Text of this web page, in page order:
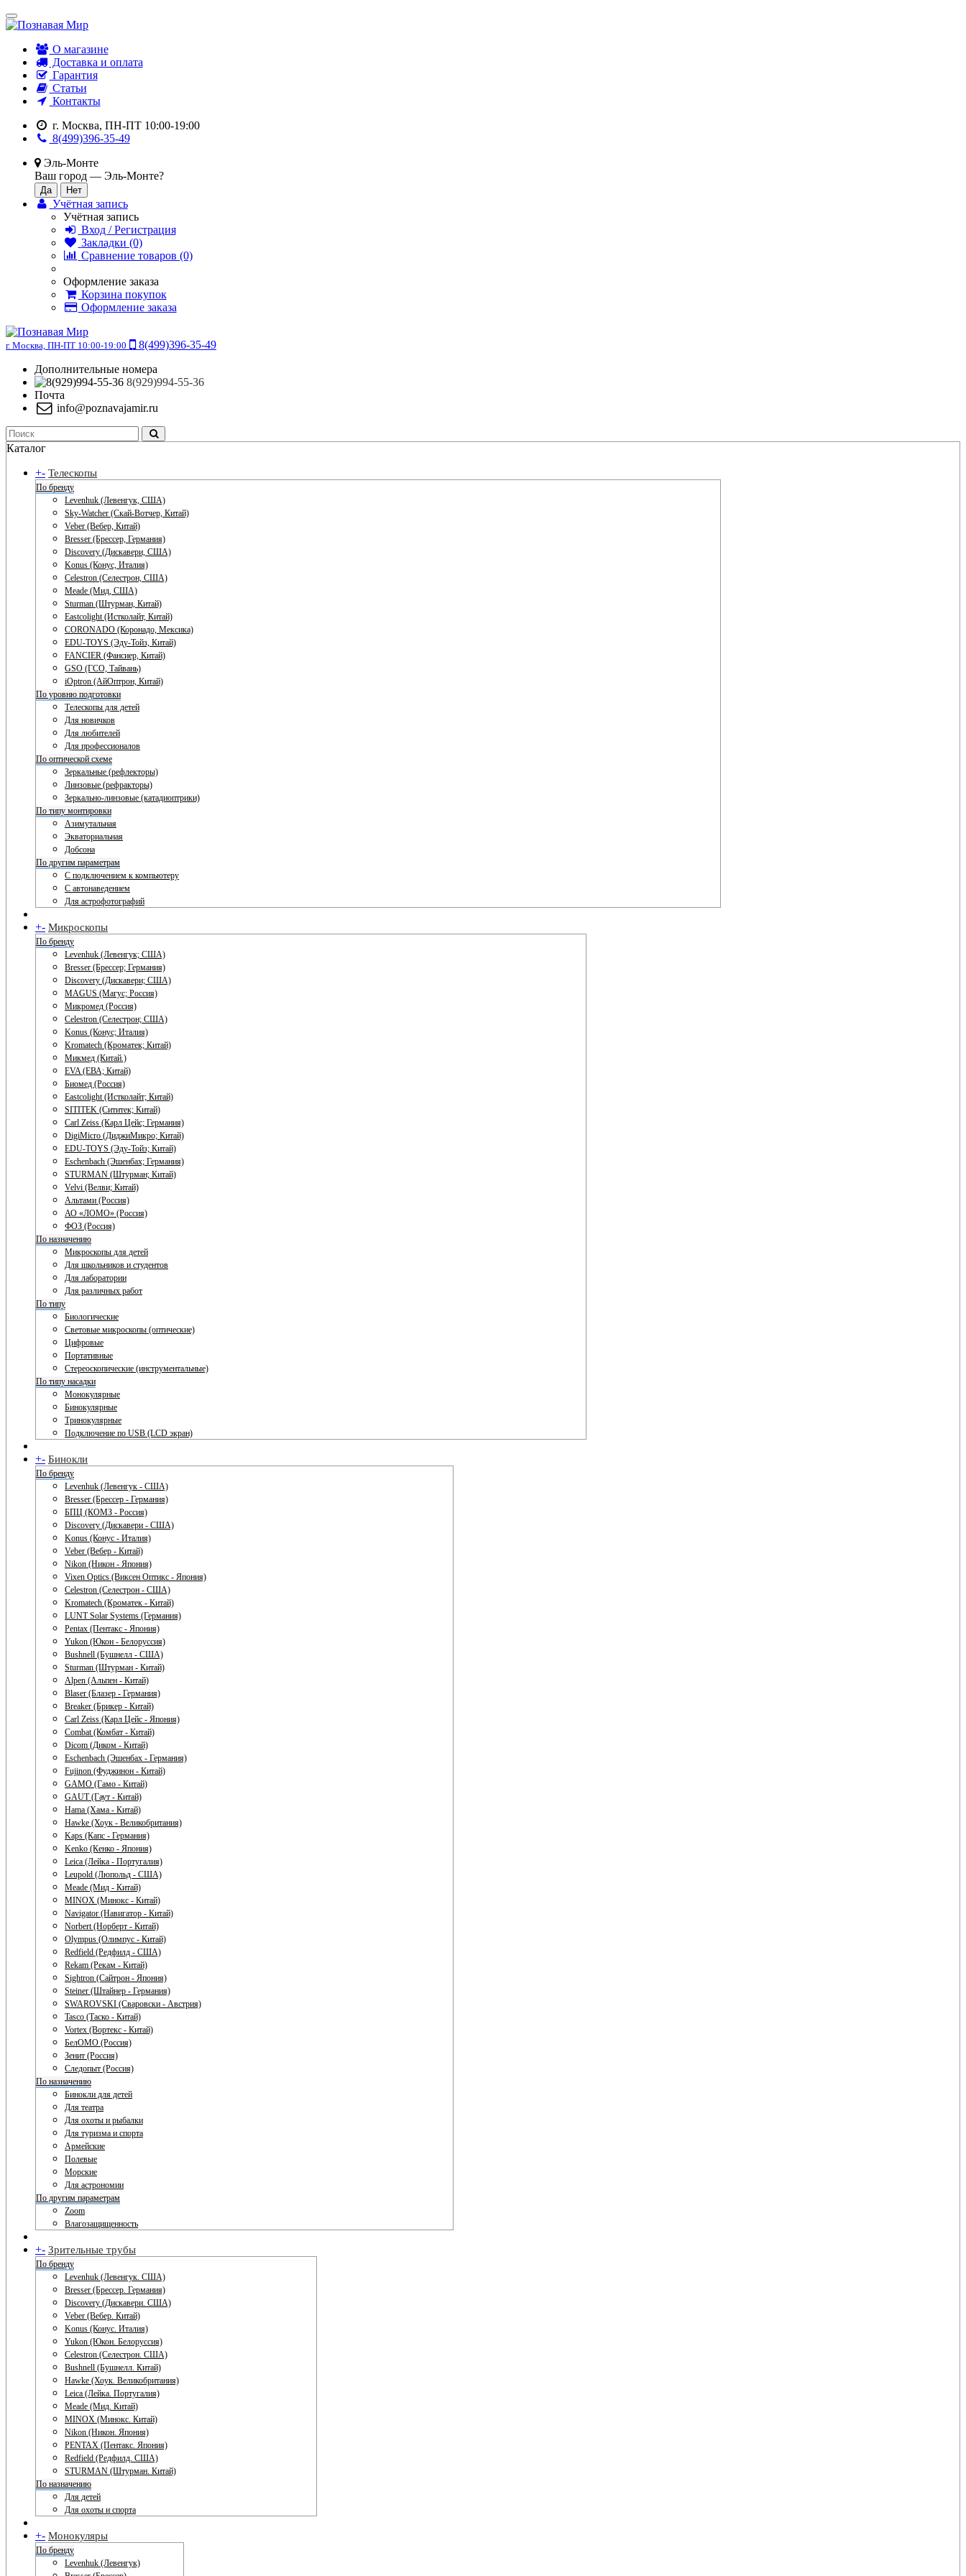
О магазине
Доставка и оплата
Гарантия
Статьи
Контакты
г. Москва, ПН-ПТ 10:00-19:00
8(499)396-35-49
Эль-Монте
Ваш город — Эль-Монте?
Учётная запись
Учётная запись
Вход / Регистрация
Закладки (0)
Сравнение товаров (0)
Оформление заказа
Корзина покупок
Оформление заказа
г. Москва, ПН-ПТ 10:00-19:00
8(499)396-35-49
Дополнительные номера
8(929)994-55-36
Почта
info@poznavajamir.ru
Каталог
+- Телескопы
По бренду
Levenhuk (Левенгук, США)
Sky-Watcher (Скай-Вотчер, Китай)
Veber (Вебер, Китай)
Bresser (Брессер, Германия)
Discovery (Дискавери, США)
Konus (Конус, Италия)
Celestron (Селестрон, США)
Meade (Мид, США)
Sturman (Штурман, Китай)
Eastcolight (Истколайт, Китай)
CORONADO (Коронадо, Мексика)
EDU-TOYS (Эду-Тойз, Китай)
FANCIER (Фансиер, Китай)
GSO (ГСО, Тайвань)
iOptron (АйОптрон, Китай)
По уровню подготовки
Телескопы для детей
Для новичков
Для любителей
Для профессионалов
По оптической схеме
Зеркальные (рефлекторы)
Линзовые (рефракторы)
Зеркально-линзовые (катадиоптрики)
По типу монтировки
Азимутальная
Экваториальная
Добсона
По другим параметрам
С подключением к компьютеру
С автонаведением
Для астрофотографий
+- Микроскопы
По бренду
Levenhuk (Левенгук; США)
Bresser (Брессер; Германия)
Discovery (Дискавери; США)
MAGUS (Магус; Россия)
Микромед (Россия)
Celestron (Селестрон; США)
Konus (Конус; Италия)
Kromatech (Кроматек; Китай)
Микмед (Китай.)
EVA (ЕВА; Китай)
Биомед (Россия)
Eastcolight (Истколайт; Китай)
SITITEK (Сититек; Китай)
Carl Zeiss (Карл Цейс; Германия)
DigiMicro (ДиджиМикро; Китай)
EDU-TOYS (Эду-Тойз; Китай)
Eschenbach (Эшенбах; Германия)
STURMAN (Штурман; Китай)
Velvi (Велви; Китай)
Альтами (Россия)
АО «ЛОМО» (Россия)
ФОЗ (Россия)
По назначению
Микроскопы для детей
Для школьников и студентов
Для лаборатории
Для различных работ
По типу
Биологические
Световые микроскопы (оптические)
Цифровые
Портативные
Стереоскопические (инструментальные)
По типу насадки
Монокулярные
Бинокулярные
Тринокулярные
Подключение по USB (LCD экран)
+- Бинокли
По бренду
Levenhuk (Левенгук - США)
Bresser (Брессер - Германия)
БПЦ (КОМЗ - Россия)
Discovery (Дискавери - США)
Konus (Конус - Италия)
Veber (Вебер - Китай)
Nikon (Никон - Япония)
Vixen Optics (Виксен Оптикс - Япония)
Celestron (Селестрон - США)
Kromatech (Кроматек - Китай)
LUNT Solar Systems (Германия)
Pentax (Пентакс - Япония)
Yukon (Юкон - Белоруссия)
Bushnell (Бушнелл - США)
Sturman (Штурман - Китай)
Alpen (Альпен - Китай)
Blaser (Блазер - Германия)
Breaker (Брикер - Китай)
Carl Zeiss (Карл Цейс - Япония)
Combat (Комбат - Китай)
Dicom (Диком - Китай)
Eschenbach (Эшенбах - Германия)
Fujinon (Фуджинон - Китай)
GAMO (Гамо - Китай)
GAUT (Гаут - Китай)
Hama (Хама - Китай)
Hawke (Хоук - Великобритания)
Kaps (Капс - Германия)
Kenko (Кенко - Япония)
Leica (Лейка - Португалия)
Leupold (Люпольд - США)
Meade (Мид - Китай)
MINOX (Минокс - Китай)
Navigator (Навигатор - Китай)
Norbert (Норберт - Китай)
Olympus (Олимпус - Китай)
Redfield (Редфилд - США)
Rekam (Рекам - Китай)
Sightron (Сайтрон - Япония)
Steiner (Штайнер - Германия)
SWAROVSKI (Сваровски - Австрия)
Tasco (Таско - Китай)
Vortex (Вортекс - Китай)
БелОМО (Россия)
Зенит (Россия)
Следопыт (Россия)
По назначению
Бинокли для детей
Для театра
Для охоты и рыбалки
Для туризма и спорта
Армейские
Полевые
Морские
Для астрономии
По другим параметрам
Zoom
Влагозащищенность
+- Зрительные трубы
По бренду
Levenhuk (Левенгук. США)
Bresser (Брессер. Германия)
Discovery (Дискавери. США)
Veber (Вебер. Китай)
Konus (Конус. Италия)
Yukon (Юкон. Белоруссия)
Celestron (Селестрон. США)
Bushnell (Бушнелл. Китай)
Hawke (Хоук. Великобритания)
Leica (Лейка. Португалия)
Meade (Мид. Китай)
MINOX (Минокс. Китай)
Nikon (Никон. Япония)
PENTAX (Пентакс. Япония)
Redfield (Редфилд. США)
STURMAN (Штурман. Китай)
По назначению
Для детей
Для охоты и спорта
+- Монокуляры
По бренду
Levenhuk (Левенгук)